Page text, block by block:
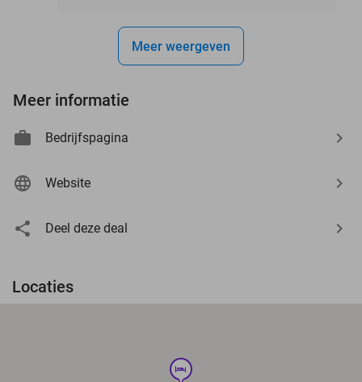
Meer weergeven
Meer informatie
Bedrijfspagina
Website
Deel deze deal
Locaties
hotel